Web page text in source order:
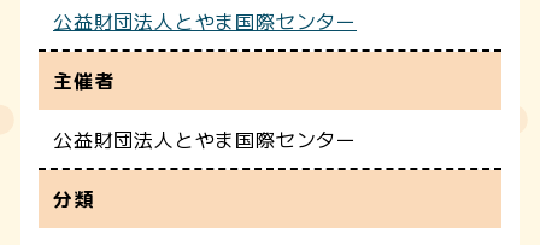
公益財団法人とやま国際センター
主催者
公益財団法人とやま国際センター
分類